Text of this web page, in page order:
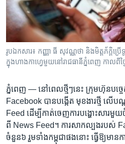
សម្ព័ន្ធ​
រំលង​
ទៅ​
កាន់​
ទំព័រ​
ស្វែង​
Khmer English
បណ្តាញ​សង្គម
ភាសា
រូបឯកសារ៖ កញ្ញា ធី សុវណ្ណថា និងមិត្តភ័ក្តិប្
ក្នុង​ហាង​កាហ្វេ​មួយ​នៅ​រាជធានី​ភ្នំពេញ កាលពី​ថ្
ភ្នំពេញ — នៅ​ពេលថ្មីៗ​នេះ​ ​ក្រុមហ៊ុន​បច្ចេ
Facebook​ បាន​បង្កើត​ ​មុខងារ​ថ្មី​ លើ​
Feed​ ​ដើម្បី​កាត់​ចេញ​ការ​បង្ហោះ​សារ​មួ
ពី​ News Feed​។​ ​ការសាក​ល្បង​របស់
ចំនួន​៦ ​រួម​ទាំង​កម្ពុជា​ផង​នោះ​ ធ្វើ​ឱ្យ​មាន​